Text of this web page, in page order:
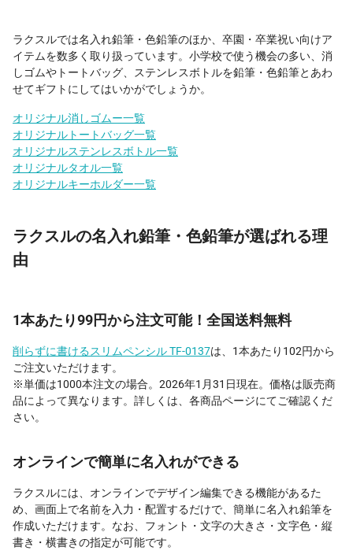
ラクスルでは名入れ鉛筆・色鉛筆のほか、卒園・卒業祝い向けア
イテムを数多く取り扱っています。小学校で使う機会の多い、消
しゴムやトートバッグ、ステンレスボトルを鉛筆・色鉛筆とあわ
せてギフトにしてはいかがでしょうか。
オリジナル消しゴムー一覧
オリジナルトートバッグ一覧
オリジナルステンレスボトル一覧
オリジナルタオル一覧
オリジナルキーホルダー一覧
ラクスルの名入れ鉛筆・色鉛筆が選ばれる理
由
1本あたり99円から注文可能！全国送料無料
削らずに書けるスリムペンシル TF-0137は、1本あたり102円から
ご注文いただけます。
※単価は1000本注文の場合。2026年1月31日現在。価格は販売商
品によって異なります。詳しくは、各商品ページにてご確認くだ
さい。
オンラインで簡単に名入れができる
ラクスルには、オンラインでデザイン編集できる機能があるた
め、画面上で名前を入力・配置するだけで、簡単に名入れ鉛筆を
作成いただけます。なお、フォント・文字の大きさ・文字色・縦
書き・横書きの指定が可能です。